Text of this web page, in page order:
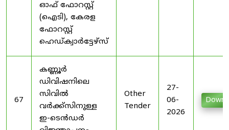
ഓഫ് ഫോറസ്റ്റ്
(ഐടി), കേരള
ഫോറസ്റ്റ്
ഹെഡ്ക്വാർട്ടേഴ്സ്
67
കണ്ണൂർ
ഡിവിഷനിലെ
സിവിൽ
വർക്ക്സിനുള്ള
ഇ-ടെൻഡർ
Other
Tender
27-
06-
2026